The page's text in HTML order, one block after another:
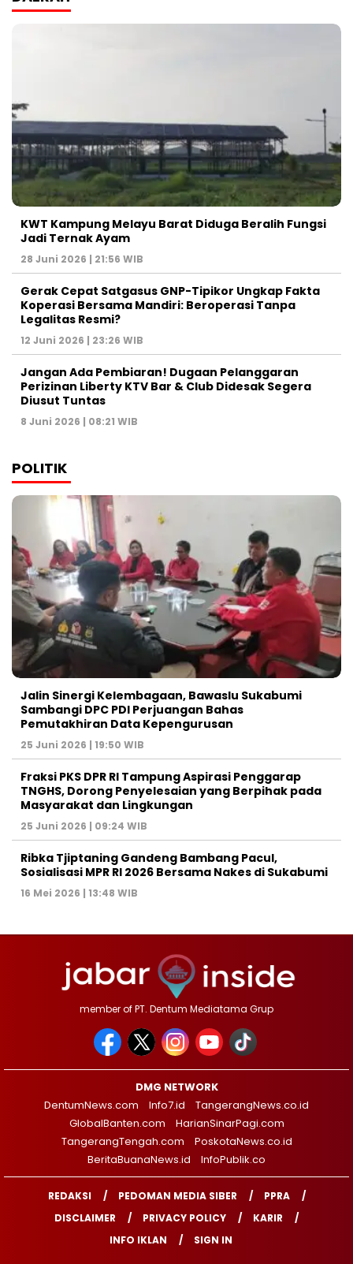
KWT Kampung Melayu Barat Diduga Beralih Fungsi
Jadi Ternak Ayam
28 Juni 2026 | 21:56 WIB
Gerak Cepat Satgasus GNP-Tipikor Ungkap Fakta
Koperasi Bersama Mandiri: Beroperasi Tanpa
Legalitas Resmi?
12 Juni 2026 | 23:26 WIB
Jangan Ada Pembiaran! Dugaan Pelanggaran
Perizinan Liberty KTV Bar & Club Didesak Segera
Diusut Tuntas
8 Juni 2026 | 08:21 WIB
POLITIK
Jalin Sinergi Kelembagaan, Bawaslu Sukabumi
Sambangi DPC PDI Perjuangan Bahas
Pemutakhiran Data Kepengurusan
25 Juni 2026 | 19:50 WIB
‎Fraksi PKS DPR RI Tampung Aspirasi Penggarap
TNGHS, Dorong Penyelesaian yang Berpihak pada
Masyarakat dan Lingkungan‎
25 Juni 2026 | 09:24 WIB
Ribka Tjiptaning Gandeng Bambang Pacul,
Sosialisasi MPR RI 2026 Bersama Nakes di Sukabumi
16 Mei 2026 | 13:48 WIB
member of PT. Dentum Mediatama Grup
DMG NETWORK
DentumNews.com
Info7.id
TangerangNews.co.id
GlobalBanten.com
HarianSinarPagi.com
TangerangTengah.com
PoskotaNews.co.id
BeritaBuanaNews.id
InfoPublik.co
REDAKSI PEDOMAN MEDIA SIBER
PPRA
DISCLAIMER
PRIVACY POLICY
KARIR
INFO IKLAN
SIGN IN